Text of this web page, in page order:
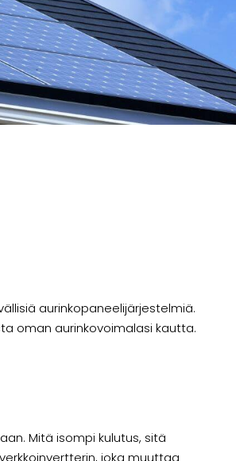
aurinkopaneelijärjestelmiä.
oman aurinkovoimalasi kautta.
Mitä isompi kulutus, sitä
joka muuttaa